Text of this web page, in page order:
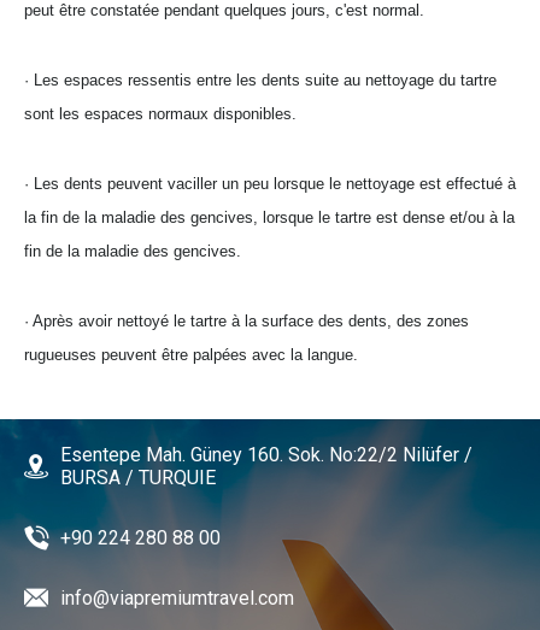
peut être constatée pendant quelques jours, c'est normal.
· Les espaces ressentis entre les dents suite au nettoyage du tartre
sont les espaces normaux disponibles.
· Les dents peuvent vaciller un peu lorsque le nettoyage est effectué à
la fin de la maladie des gencives, lorsque le tartre est dense et/ou à la
fin de la maladie des gencives.
· Après avoir nettoyé le tartre à la surface des dents, des zones
rugueuses peuvent être palpées avec la langue.
Esentepe Mah. Güney 160. Sok. No:22/2 Nilüfer /
BURSA / TURQUIE
+90 224 280 88 00
info@viapremiumtravel.com